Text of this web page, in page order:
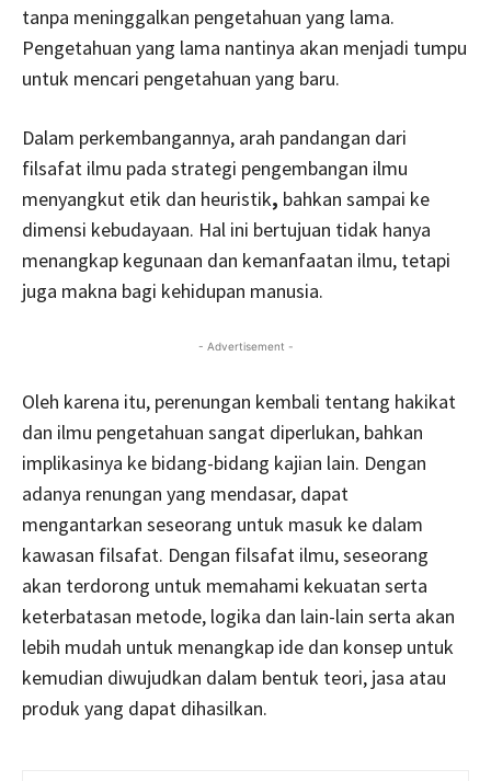
tanpa meninggalkan pengetahuan yang lama.
Pengetahuan yang lama nantinya akan menjadi tumpu
untuk mencari pengetahuan yang baru.
Dalam perkembangannya, arah pandangan dari
filsafat ilmu pada strategi pengembangan ilmu
menyangkut etik dan heuristik, bahkan sampai ke
dimensi kebudayaan. Hal ini bertujuan tidak hanya
menangkap kegunaan dan kemanfaatan ilmu, tetapi
juga makna bagi kehidupan manusia.
- Advertisement -
Oleh karena itu, perenungan kembali tentang hakikat
dan ilmu pengetahuan sangat diperlukan, bahkan
implikasinya ke bidang-bidang kajian lain. Dengan
adanya renungan yang mendasar, dapat
mengantarkan seseorang untuk masuk ke dalam
kawasan filsafat. Dengan filsafat ilmu, seseorang
akan terdorong untuk memahami kekuatan serta
keterbatasan metode, logika dan lain-lain serta akan
lebih mudah untuk menangkap ide dan konsep untuk
kemudian diwujudkan dalam bentuk teori, jasa atau
produk yang dapat dihasilkan.